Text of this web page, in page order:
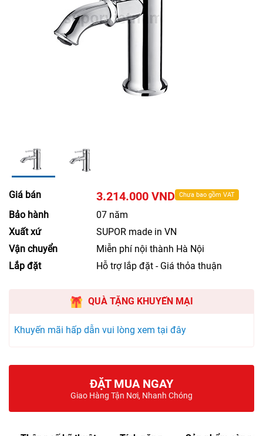
Giá bán 3.214.000 VND Chưa bao gồm VAT
Bảo hành
07 năm
Xuất xứ
SUPOR made in VN
Vận chuyển
Miễn phí nội thành Hà Nội
Lắp đặt
Hỗ trợ lắp đặt - Giá thỏa thuận
QUÀ TẶNG KHUYẾN MẠI
Khuyến mãi hấp dẫn vui lòng xem tại đây
ĐẶT MUA NGAY
Giao Hàng Tận Nơi, Nhanh Chóng